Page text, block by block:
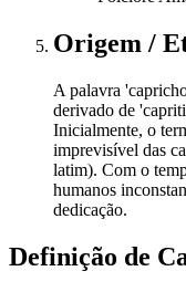
Origem /
A palavra
derivado de
Inicialmente, o
imprevisível das
latim). Com o
humanos
dedicação.
Definição de